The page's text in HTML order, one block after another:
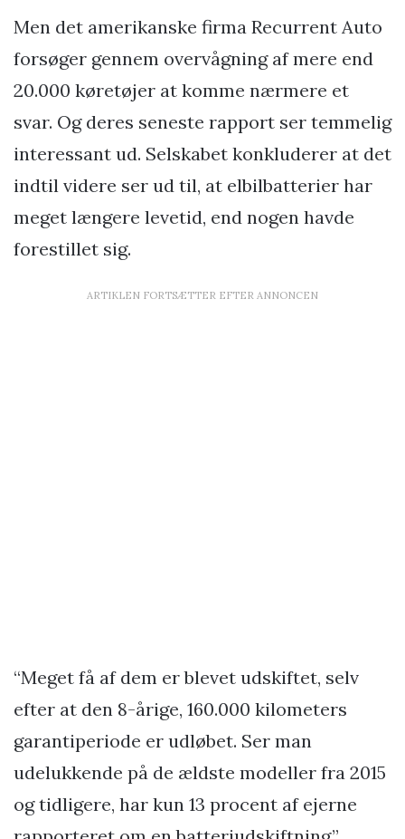
Men det amerikanske firma Recurrent Auto
forsøger gennem overvågning af mere end
20.000 køretøjer at komme nærmere et
svar. Og deres seneste rapport ser temmelig
interessant ud. Selskabet konkluderer at det
indtil videre ser ud til, at elbilbatterier har
meget længere levetid, end nogen havde
forestillet sig.
ARTIKLEN FORTSÆTTER EFTER ANNONCEN
“Meget få af dem er blevet udskiftet, selv
efter at den 8-årige, 160.000 kilometers
garantiperiode er udløbet. Ser man
udelukkende på de ældste modeller fra 2015
og tidligere, har kun 13 procent af ejerne